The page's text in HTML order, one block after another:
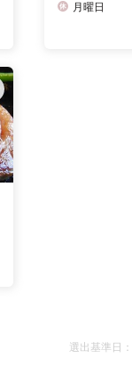
月曜日
選出基準日